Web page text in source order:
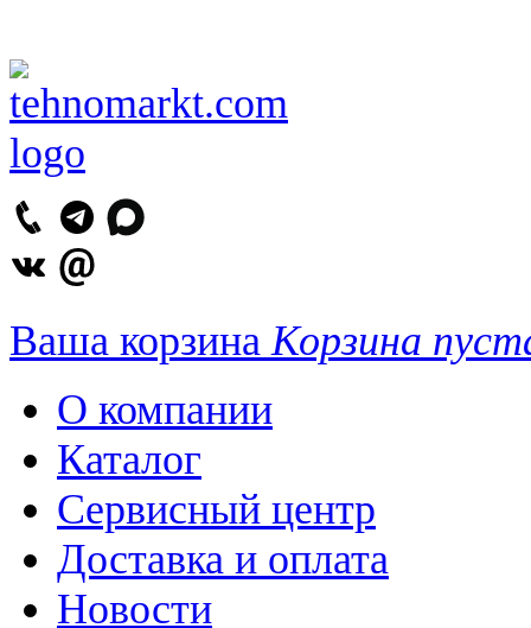
Ваша корзина Корзина
О компании
Каталог
Сервисный центр
Доставка и оплата
Новости